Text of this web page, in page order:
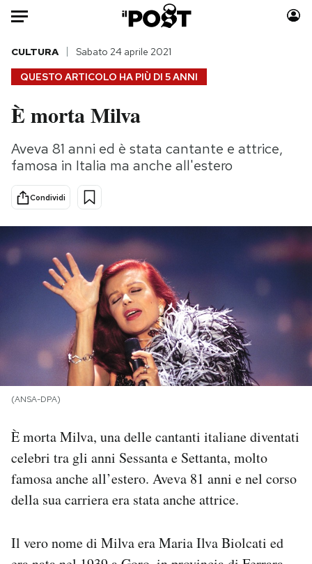
Auto
HOME
Italia
Politica
Internet
Cultura
Economia
Sport
Consumismi
Mondiali calcio 2026
PODCAST
NEWSLETTER
I MIEI PREFERITI
SHOP
QUESTO ARTICOLO HA PIÙ DI 5 ANNI
CULTURA Sabato 24 aprile 2021
È morta Milva
Aveva 81 anni ed è stata cantante e attrice,
famosa in Italia ma anche all'estero
Condividi
(ANSA-DPA)
È morta Milva, una delle cantanti italiane diventati
celebri tra gli anni Sessanta e Settanta, molto
famosa anche all’estero. Aveva 81 anni e nel corso
della sua carriera era stata anche attrice.
Il vero nome di Milva era Maria Ilva Biolcati ed